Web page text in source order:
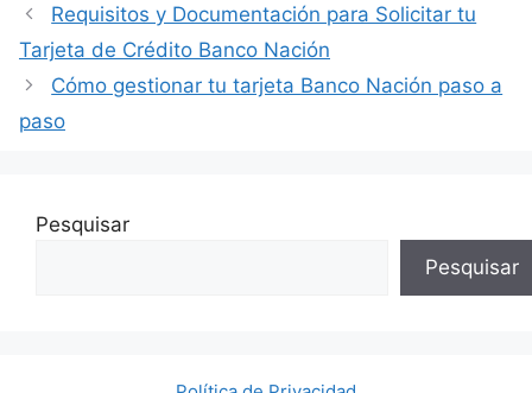
Requisitos y Documentación para Solicitar tu
Tarjeta de Crédito Banco Nación
Cómo gestionar tu tarjeta Banco Nación paso a
paso
Pesquisar
Pesquisar